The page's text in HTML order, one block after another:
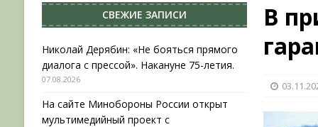
[ 04.08.2026 ] Район плавания – неограничен
[ 04.08.2026 ]
О признании ряда украинских
НОВОСТИ
[ 31.07.2026 ] АВГУСТ В ВОЕННОЙ ИСТОРИИ
[ 07.08.2026 ]
Николай Дерябин: «Не бояться
В
СВЕЖИЕ ЗАПИСИ
Николай Дерябин: «Не бояться прямого
диалога с прессой». Накануне 75-летия.
07.08.2026
На сайте Минобороны России открыт
мультимедийный проект с